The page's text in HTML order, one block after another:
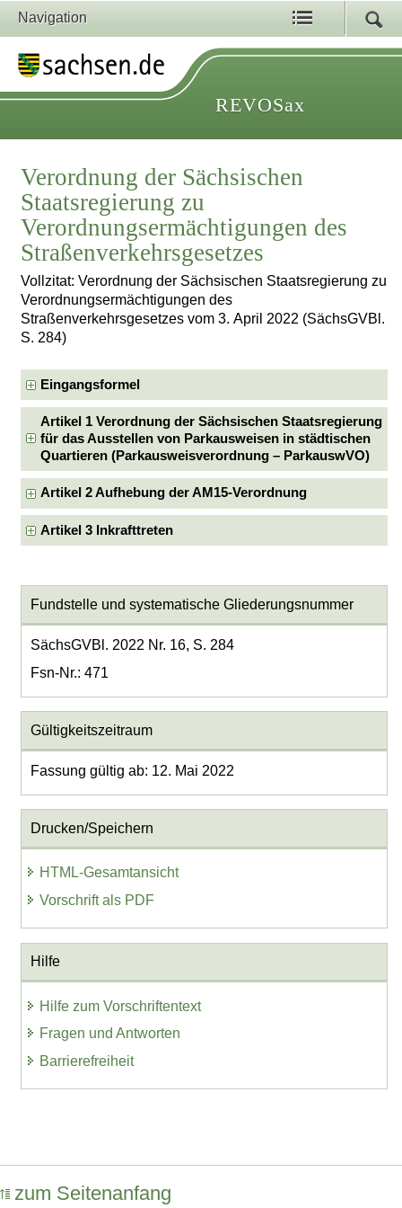
Navigation
REVOSax
Verordnung der Sächsischen
Staatsregierung zu
Verordnungsermächtigungen des
Straßenverkehrsgesetzes
Vollzitat: Verordnung der Sächsischen Staatsregierung zu
Verordnungsermächtigungen des
Straßenverkehrsgesetzes vom 3. April 2022 (SächsGVBl.
S. 284)
Eingangsformel
Artikel 1 Verordnung der Sächsischen Staatsregierung
für das Ausstellen von Parkausweisen in städtischen
Quartieren (Parkausweisverordnung – ParkauswVO)
Artikel 2 Aufhebung der AM15-Verordnung
Artikel 3 Inkrafttreten
Fundstelle und systematische Gliederungsnummer
SächsGVBl. 2022 Nr. 16, S. 284
Fsn-Nr.: 471
Gültigkeitszeitraum
Fassung gültig ab: 12. Mai 2022
Drucken/Speichern
HTML-Gesamtansicht
Vorschrift als PDF
Hilfe
Hilfe zum Vorschriftentext
Fragen und Antworten
Barrierefreiheit
zum Seitenanfang